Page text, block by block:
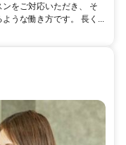
をご対応いただき、 そ
うな働き方です。 長く...